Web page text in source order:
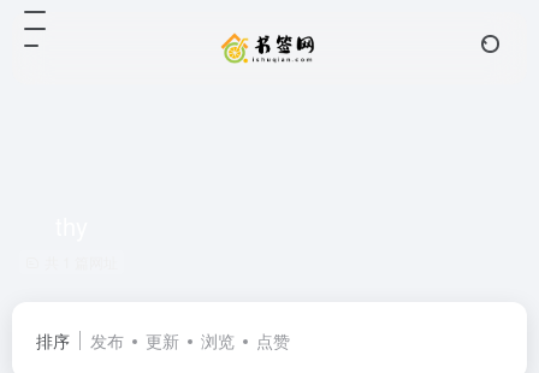
排序 发布 更新 浏览 点赞